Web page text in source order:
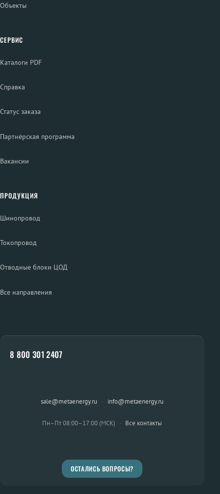
Объекты
СЕРВИС
Каталоги PDF
Справка
Статус заказа
Партнёрская программа
Вакансии
ПРОДУКЦИЯ
Шинопровод
Токопровод
Отводные блоки ЦОД
Все направления
8 800 301 2407
sale@metaenergy.ru · info@metaenergy.ru
Пн–Пт 08:00–17:00 (МСК) · Все контакты
ОСТАЛИСЬ ВОПРОСЫ?